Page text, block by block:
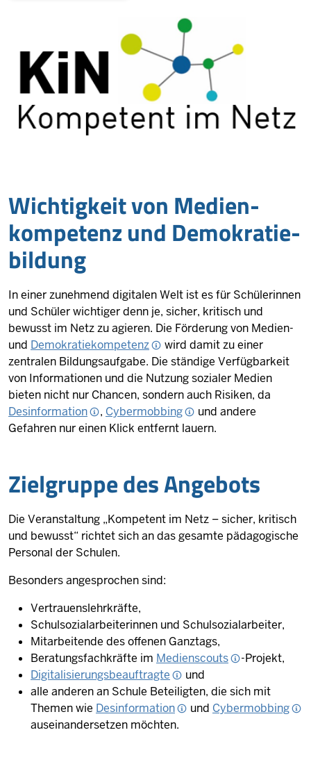
Wich­tigkeit von Me­di­en­
kom­petenz und De­mo­kra­tie­
bildung
In einer zunehmend digitalen Welt ist es für Schülerinnen
und Schüler wichtiger denn je, sicher, kritisch und
bewusst im Netz zu agieren. Die Förderung von Medien-
und Demokratiekompetenz
wird damit zu einer
zentralen Bildungsaufgabe. Die ständige Verfügbarkeit
von Informationen und die Nutzung sozialer Medien
bieten nicht nur Chancen, sondern auch Risiken, da
Desinformation
, Cybermobbing
und andere
Gefahren nur einen Klick entfernt lauern.
Ziel­gruppe des An­gebots
Die Veranstaltung „Kompetent im Netz – sicher, kritisch
und bewusst“ richtet sich an das gesamte pädagogische
Personal der Schulen.
Besonders angesprochen sind:
Vertrauenslehrkräfte,
Schulsozialarbeiterinnen und Schulsozialarbeiter,
Mitarbeitende des offenen Ganztags,
Beratungsfachkräfte im Medienscouts
-Projekt,
Digitalisierungsbeauftragte
und
alle anderenan Schule Beteiligten, die sich mit
Themen wie Desinformation und Cybermobbing
auseinandersetzen möchten.